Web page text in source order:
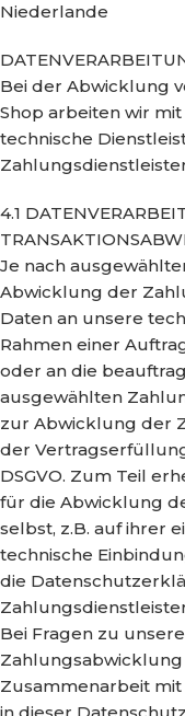
Niederlande
Bei der Abwicklung
Shop arbeiten wir
technische
4.1
Je nach
Abwicklung der
Daten an unsere
Rahmen einer
oder an die
ausgewählten
zur Abwicklung der
der Vertragserfüllung
DSGVO. Zum Teil
für die Abwicklung
selbst, z.B. auf ihrer
technische
die
Bei Fragen zu
Zusammenarbeit mit